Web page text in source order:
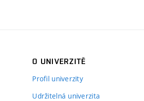
O UNIVERZITĚ
Profil univerzity
Udržitelná univerzita